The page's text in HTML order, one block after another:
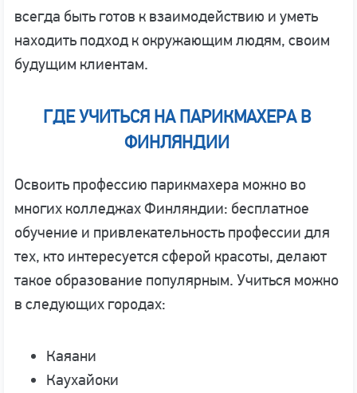
всегда быть готов к взаимодействию и уметь
находить подход к окружающим людям, своим
будущим клиентам.
ГДЕ УЧИТЬСЯ НА ПАРИКМАХЕРА В
ФИНЛЯНДИИ
Освоить профессию парикмахера можно во
многих колледжах Финляндии: бесплатное
обучение и привлекательность профессии для
тех, кто интересуется сферой красоты, делают
такое образование популярным. Учиться можно
в следующих городах:
Каяани
Каухайоки